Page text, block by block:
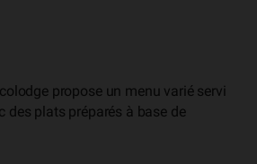
propose un menu varié servi
des plats préparés à base de